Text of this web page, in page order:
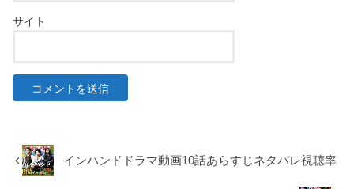
サイト
インハンドドラマ動画10話あらすじネタバレ視聴率